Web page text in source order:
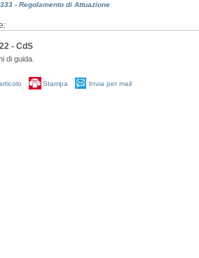
- Regolamento di Attuazione
- CdS
di guida.
Stampa Invia per mail